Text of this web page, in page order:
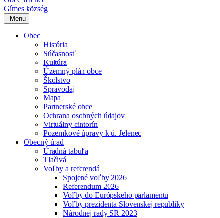
Gímes község
Menu
Obec
História
Súčasnosť
Kultúra
Územný plán obce
Školstvo
Spravodaj
Mapa
Partnerské obce
Ochrana osobných údajov
Virtuálny cintorín
Pozemkové úpravy k.ú. Jelenec
Obecný úrad
Úradná tabuľa
Tlačivá
Voľby a referendá
Spojené voľby 2026
Referendum 2026
Voľby do Európskeho parlamentu
Voľby prezidenta Slovenskej republiky
Národnej rady SR 2023